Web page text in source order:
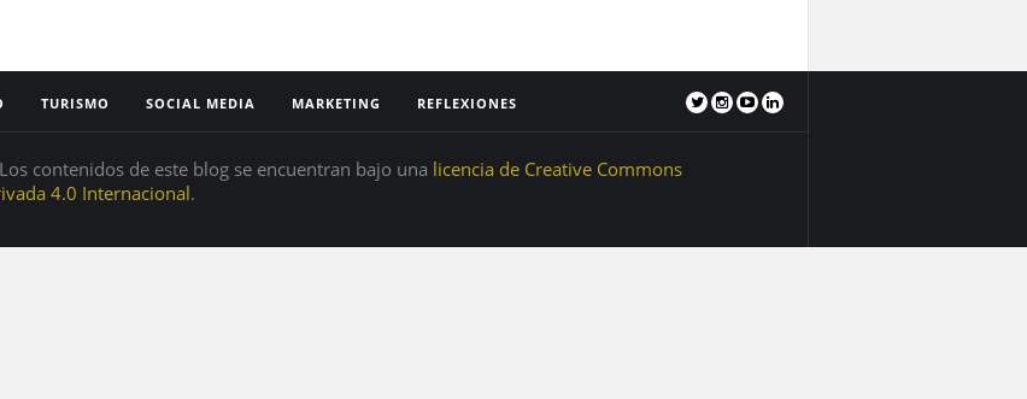
TURISMO SOCIAL MEDIA MARKETING REFLEXIONES
contenidos de este blog se encuentran bajo una licencia de Creative Commons
4.0 Internacional.